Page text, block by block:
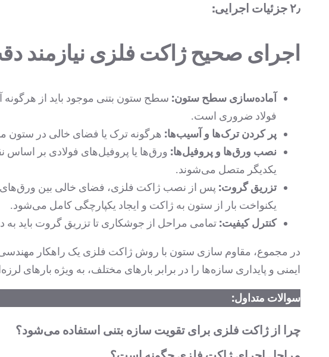
۲٫ جزئیات اجرایی:
اجرای صحیح ژاکت فلزی نیازمند
آماده‌سازی سطح ستون: سطح ستون بتنی موجود باید از
فولاد ضروری است.
پر کردن ترک‌ها و آسیب‌ها: هرگونه ترک یا فضای خالی در ستون
نصب ورق‌ها و پروفیل‌ها: ورق‌ها یا پروفیل‌های فولادی بر
یکدیگر متصل می‌شوند.
تزریق گروت: پس از نصب ژاکت فلزی، فضای خالی بین ورق‌های
یکنواخت بار از ستون به ژاکت و ایجاد یکپارچگی کامل می‌شود.
کنترل کیفیت: تمامی مراحل از جوشکاری تا تزریق گروت باید
در مجموع، مقاوم سازی ستون با روش ژاکت فلزی یک راهکار مهندسی
ایمنی و پایداری سازه‌ها را در برابر بارهای مختلف، به ویژه بارهای
سوالات متداول:
چرا از ژاکت فلزی برای تقویت سازه بتنی استفاده می‌شود؟